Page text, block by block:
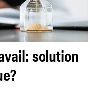
solution